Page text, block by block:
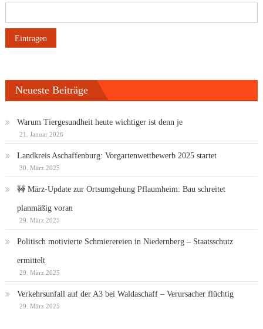
Neueste Beiträge
Warum Tiergesundheit heute wichtiger ist denn je
21. Januar 2026
Landkreis Aschaffenburg: Vorgartenwettbewerb 2025 startet
30. März 2025
🚧 März-Update zur Ortsumgehung Pflaumheim: Bau schreitet
planmäßig voran
29. März 2025
Politisch motivierte Schmierereien in Niedernberg – Staatsschutz
ermittelt
29. März 2025
Verkehrsunfall auf der A3 bei Waldaschaff – Verursacher flüchtig
29. März 2025